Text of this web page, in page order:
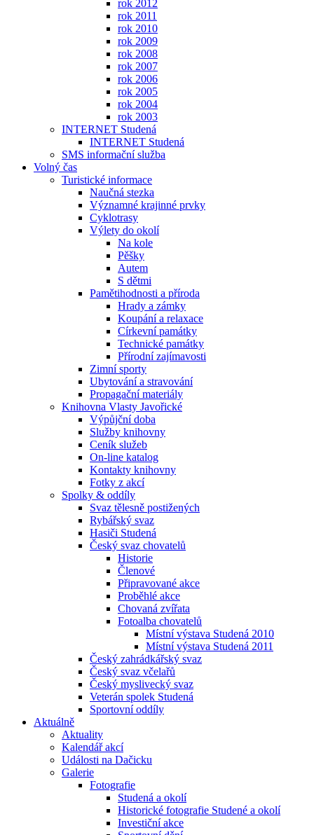
rok 2012
rok 2011
rok 2010
rok 2009
rok 2008
rok 2007
rok 2006
rok 2005
rok 2004
rok 2003
INTERNET Studená
INTERNET Studená
SMS informační služba
Volný čas
Turistické informace
Naučná stezka
Významné krajinné prvky
Cyklotrasy
Výlety do okolí
Na kole
Pěšky
Autem
S dětmi
Pamětihodnosti a příroda
Hrady a zámky
Koupání a relaxace
Církevní památky
Technické památky
Přírodní zajímavosti
Zimní sporty
Ubytování a stravování
Propagační materiály
Knihovna Vlasty Javořické
Výpůjční doba
Služby knihovny
Ceník služeb
On-line katalog
Kontakty knihovny
Fotky z akcí
Spolky & oddíly
Svaz tělesně postižených
Rybářský svaz
Hasiči Studená
Český svaz chovatelů
Historie
Členové
Připravované akce
Proběhlé akce
Chovaná zvířata
Fotoalba chovatelů
Místní výstava Studená 2010
Místní výstava Studená 2011
Český zahrádkářský svaz
Český svaz včelařů
Český myslivecký svaz
Veterán spolek Studená
Sportovní oddíly
Aktuálně
Aktuality
Kalendář akcí
Události na Dačicku
Galerie
Fotografie
Studená a okolí
Historické fotografie Studené a okolí
Investiční akce